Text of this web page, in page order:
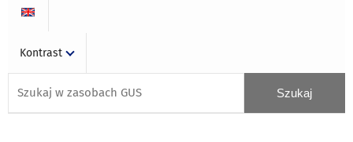
Kontrast